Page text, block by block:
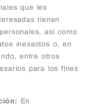
que les
tienen
así como
inexactos o, en
entre otros
para los fines
En